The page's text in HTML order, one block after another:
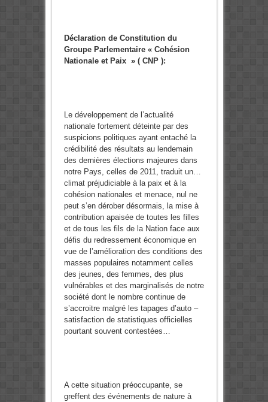
Déclaration de Constitution du
Groupe Parlementaire « Cohésion
Nationale et Paix » ( CNP ):
Le développement de l’actualité
nationale fortement déteinte par des
suspicions politiques ayant entaché la
crédibilité des résultats au lendemain
des dernières élections majeures dans
notre Pays, celles de 2011, traduit un…
climat préjudiciable à la paix et à la
cohésion nationales et menace, nul ne
peut s’en dérober désormais, la mise à
contribution apaisée de toutes les filles
et de tous les fils de la Nation face aux
défis du redressement économique en
vue de l’amélioration des conditions des
masses populaires notamment celles
des jeunes, des femmes, des plus
vulnérables et des marginalisés de notre
société dont le nombre continue de
s’accroitre malgré les tapages d’auto –
satisfaction de statistiques officielles
pourtant souvent contestées…
A cette situation préoccupante, se
greffent des événements de nature à